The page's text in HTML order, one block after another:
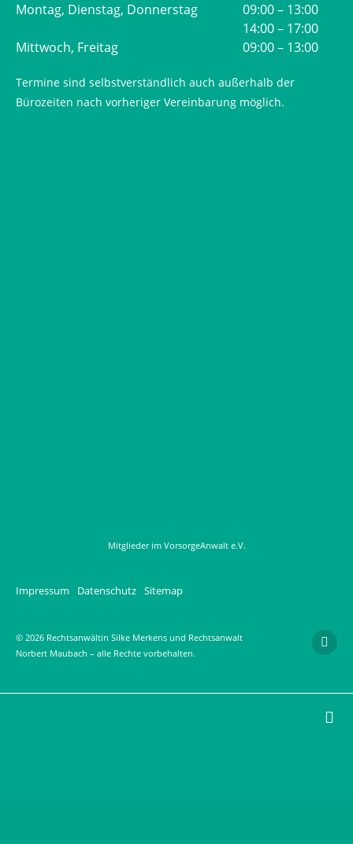
Montag, Dienstag, Donnerstag
09:00 – 13:00
14:00 – 17:00
Mittwoch, Freitag
09:00 – 13:00
Termine sind selbstverständlich auch außerhalb der
Bürozeiten nach vorheriger Vereinbarung möglich.
Mitglieder im VorsorgeAnwalt e.V.
Impressum Datenschutz Sitemap
© 2026 Rechtsanwältin Silke Merkens und Rechtsanwalt
Norbert Maubach – alle Rechte vorbehalten.